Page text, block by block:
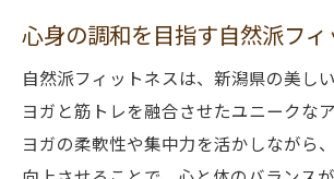
心身の調和を目指す自然派フィ
自然派フィットネスは、新潟県の美し
ヨガと筋トレを融合させたユニークな
ヨガの柔軟性や集中力を活かしながら